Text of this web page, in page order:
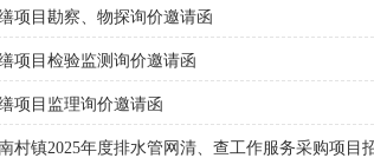
项目勘察、物探询价邀请函
项目检验监测询价邀请函
项目监理询价邀请函
村镇2025年度排水管网清、查工作服务采购项目